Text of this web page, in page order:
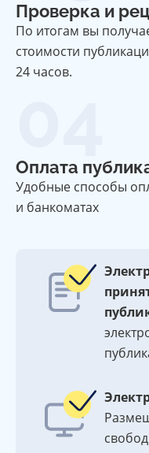
Проверка и
По итогам вы
стоимости
24 часов.
Оплата
Удобные способы
и банкоматах